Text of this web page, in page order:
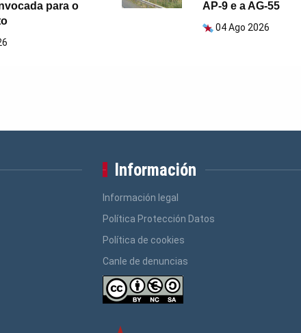
para o
AP-9 e a AG-55
04 Ago 2026
Información
Información legal
Política Protección Datos
Política de cookies
Canle de denuncias